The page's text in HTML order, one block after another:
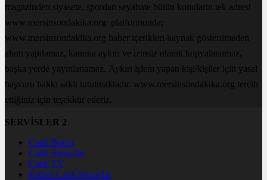
magazinden siyasete, spordan seyahate bütün konuların tek adresi
www.mersinsondakika.org platformunda;
www.mersinsondakika.org haber içerikleri kaynak gösterilmeden
alıntı yapılamaz, kanuna aykırı ve izinsiz olarak kopyalanamaz,
başka yerde yayınlanamaz. Aykırı işlem yapan kişi/kişiler için yasal
başvuru hakkı saklı tutulmaktadır. www.mersinsondakika.org tercih
ettiğiniz için teşekkür ederiz.
SERVİSLER 2
Canlı Borsa
Canlı Sonuçlar
Canlı TV
Futbol Canlı Sonuçlar